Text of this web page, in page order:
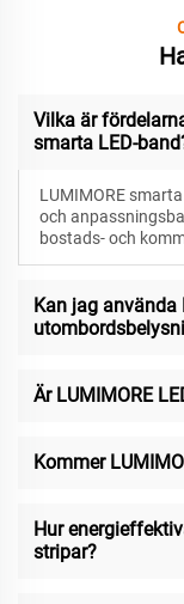
Vilka är
smarta LED-
LUMIMORE
och
bostads- och
Kan jag använda
Är LUMIMORE
Kommer
Hur
stripar?